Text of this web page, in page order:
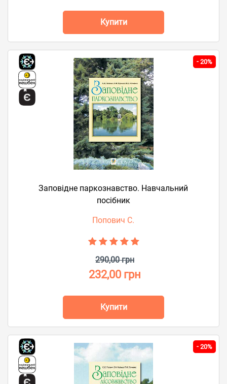
Купити
- 20%
Заповідне паркознавство. Навчальний
посібник
Попович С.
290,00 грн
232,00 грн
Купити
- 20%